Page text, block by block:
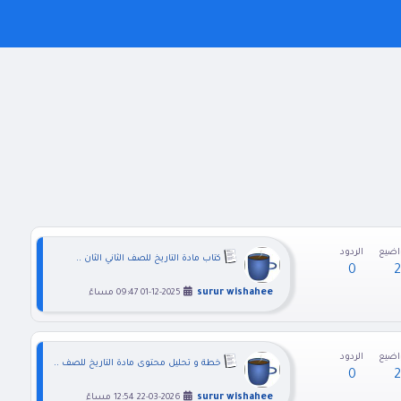
2
الردود
0
كتاب مادة التاريخ للصف الثاني الثان ..
surur wishahee 01-12-2025 09:47 مساءً
2
الردود
0
خطة و تحليل محتوى مادة التاريخ للصف ..
surur wishahee 22-03-2026 12:54 مساءً